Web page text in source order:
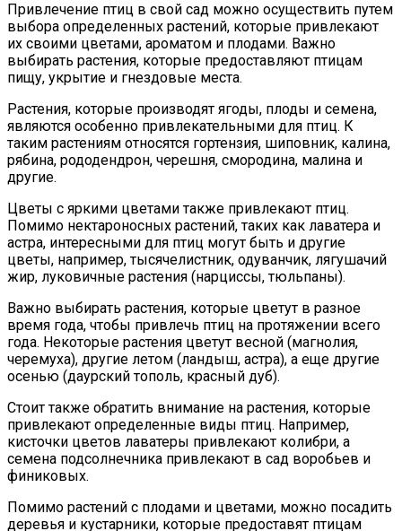
Привлечение птиц в свой сад можно осуществить путем
выбора определенных растений, которые привлекают
их своими цветами, ароматом и плодами. Важно
выбирать растения, которые предоставляют птицам
пищу, укрытие и гнездовые места.
Растения, которые производят ягоды, плоды и семена,
являются особенно привлекательными для птиц. К
таким растениям относятся гортензия, шиповник, калина,
рябина, рододендрон, черешня, смородина, малина и
другие.
Цветы с яркими цветами также привлекают птиц.
Помимо нектароносных растений, таких как лаватера и
астра, интересными для птиц могут быть и другие
цветы, например, тысячелистник, одуванчик, лягушачий
жир, луковичные растения (нарциссы, тюльпаны).
Важно выбирать растения, которые цветут в разное
время года, чтобы привлечь птиц на протяжении всего
года. Некоторые растения цветут весной (магнолия,
черемуха), другие летом (ландыш, астра), а еще другие
осенью (даурский тополь, красный дуб).
Стоит также обратить внимание на растения, которые
привлекают определенные виды птиц. Например,
кисточки цветов лаватеры привлекают колибри, а
семена подсолнечника привлекают в сад воробьев и
финиковых.
Помимо растений с плодами и цветами, можно посадить
деревья и кустарники, которые предоставят птицам